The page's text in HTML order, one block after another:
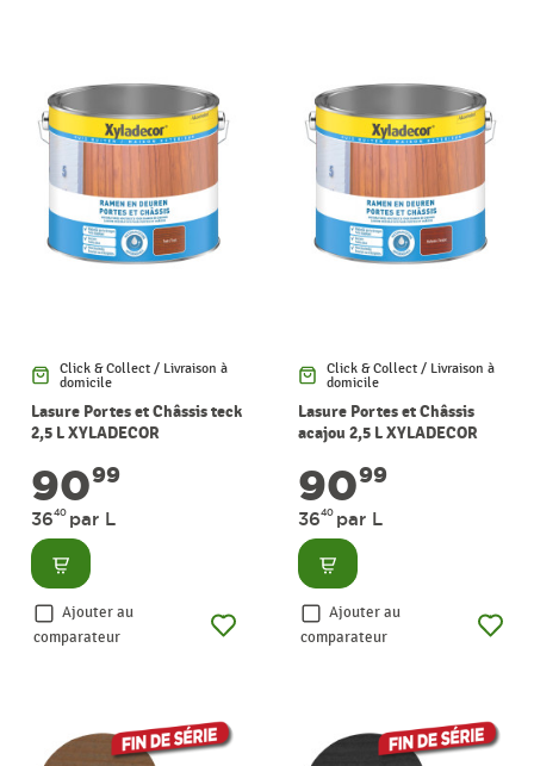
Click & Collect / Livraison à
domicile
Lasure Portes et Châssis teck
2,5 L XYLADECOR
9099
3640 par L
Consulter
Ajouter au
comparateur
Click & Collect / Livraison à
domicile
Lasure Portes et Châssis
acajou 2,5 L XYLADECOR
9099
3640 par L
Consulter
Ajouter au
comparateur